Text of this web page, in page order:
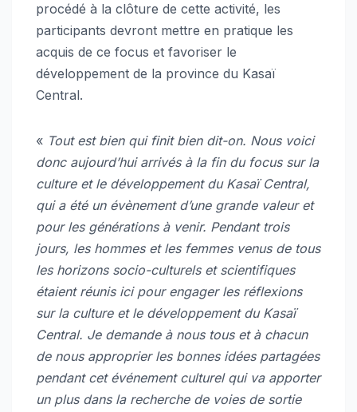
procédé à la clôture de cette activité, les
participants devront mettre en pratique les
acquis de ce focus et favoriser le
développement de la province du Kasaï
Central.
« Tout est bien qui finit bien dit-on. Nous voici
donc aujourd’hui arrivés à la fin du focus sur la
culture et le développement du Kasaï Central,
qui a été un évènement d’une grande valeur et
pour les générations à venir. Pendant trois
jours, les hommes et les femmes venus de tous
les horizons socio-culturels et scientifiques
étaient réunis ici pour engager les réflexions
sur la culture et le développement du Kasaï
Central. Je demande à nous tous et à chacun
de nous approprier les bonnes idées partagées
pendant cet événement culturel qui va apporter
un plus dans la recherche de voies de sortie